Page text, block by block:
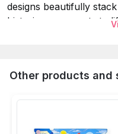
designs beautifully
historic monuments to
Cathedral. An eye-
Specifications:
Other products and